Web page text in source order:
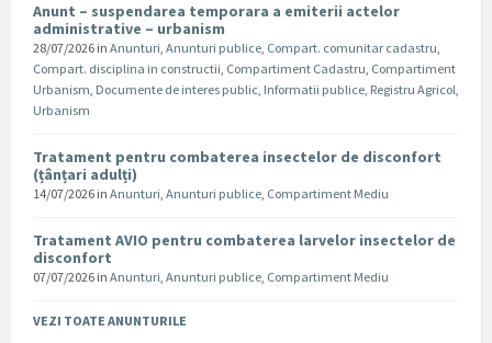
Anunt – suspendarea temporara a emiterii actelor
administrative – urbanism
28/07/2026 in Anunturi, Anunturi publice, Compart. comunitar cadastru,
Compart. disciplina in constructii, Compartiment Cadastru, Compartiment
Urbanism, Documente de interes public, Informatii publice, Registru Agricol,
Urbanism
Tratament pentru combaterea insectelor de disconfort
(țânțari adulți)
14/07/2026 in Anunturi, Anunturi publice, Compartiment Mediu
Tratament AVIO pentru combaterea larvelor insectelor de
disconfort
07/07/2026 in Anunturi, Anunturi publice, Compartiment Mediu
VEZI TOATE ANUNTURILE